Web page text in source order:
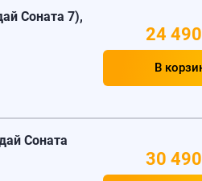
Соната 7),
24
В
Соната
30